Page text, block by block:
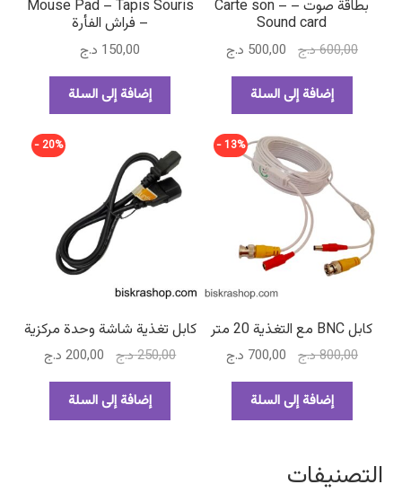
بطاقة صوت – Carte son –
Sound card
600,00د.ج
السعر
الأصلي
هو:
600,00 د.ج.
500,00 د.جالسعر
إضافة إلى السلة
Mouse Pad – Tapis Souris
– فراش الفأرة
150,00 د.ج
إضافة إلى السلة
كابل BNC مع التغذية 20 متر
13% -
800,00د.ج
السعر
الأصلي
هو:
800,00 د.ج.
700,00 د.جالسعر
إضافة إلى السلة
كابل تغذية شاشة وحدة مركزية
20% -
250,00د.ج
السعر
الأصلي
هو:
250,00 د.ج.
200,00 د.جالسعر
إضافة إلى السلة
التصنيفات